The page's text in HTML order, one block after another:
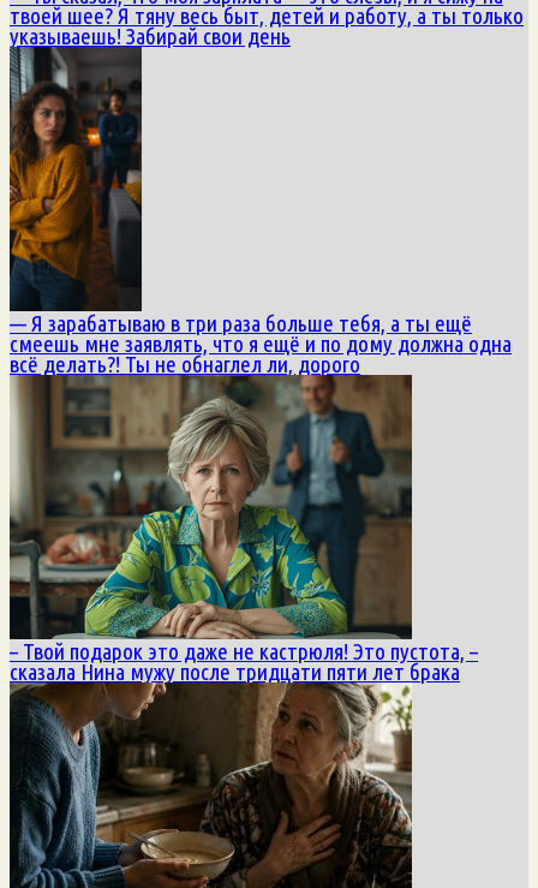
твоей шее? Я тяну весь быт, детей и работу, а ты только
указываешь! Забирай свои день
— Я зарабатываю в три раза больше тебя, а ты ещё
смеешь мне заявлять, что я ещё и по дому должна одна
всё делать?! Ты не обнаглел ли, дорого
– Твой подарок это даже не кастрюля! Это пустота, –
сказала Нина мужу после тридцати пяти лет брака